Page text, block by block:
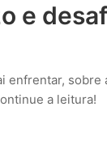
e
enfrentar,
a leitura!